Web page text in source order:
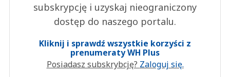
subskrypcję i uzyskaj nieograniczony
dostęp do naszego portalu.
Kliknij i sprawdź wszystkie korzyści z
prenumeraty WH Plus
Posiadasz subskrybcję? Zaloguj się.